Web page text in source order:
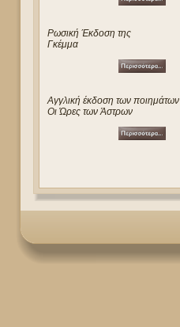
Ρωσική Έκδοση της
Γκέμμα
Αγγλική έκδοση των ποιημάτων
Οι Ώρες των Άστρων